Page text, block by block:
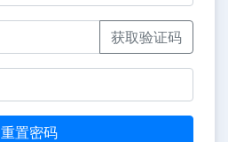
获取验证码
重置密码